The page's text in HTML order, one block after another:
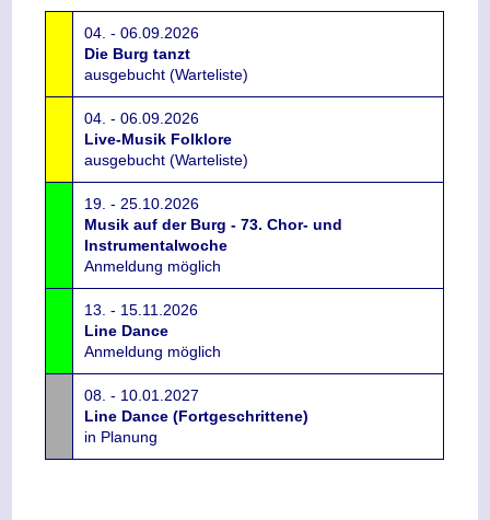
04. - 06.09.2026
Die Burg tanzt
ausgebucht (Warteliste)
04. - 06.09.2026
Live-Musik Folklore
ausgebucht (Warteliste)
19. - 25.10.2026
Musik auf der Burg - 73. Chor- und
Instrumentalwoche
Anmeldung möglich
13. - 15.11.2026
Line Dance
Anmeldung möglich
08. - 10.01.2027
Line Dance (Fortgeschrittene)
in Planung